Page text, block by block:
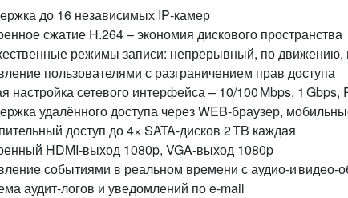
до 16 независимых IP‑камер
сжатие H.264 – экономия дискового пространства
режимы записи: непрерывный, по движению,
пользователями с разграничением прав доступа
настройка сетевого интерфейса – 10/100 Mbps, 1 Gbps,
удалённого доступа через WEB‑браузер,
доступ до 4× SATA‑дисков 2 TB каждая
HDMI‑выход 1080p, VGA‑выход 1080p
событиями в реальном времени с аудио‑и
аудит‑логов и уведомлений по e‑mail